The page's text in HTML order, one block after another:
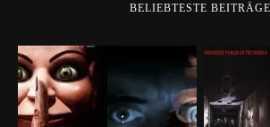
BELIEBTESTE BEITRÄGE